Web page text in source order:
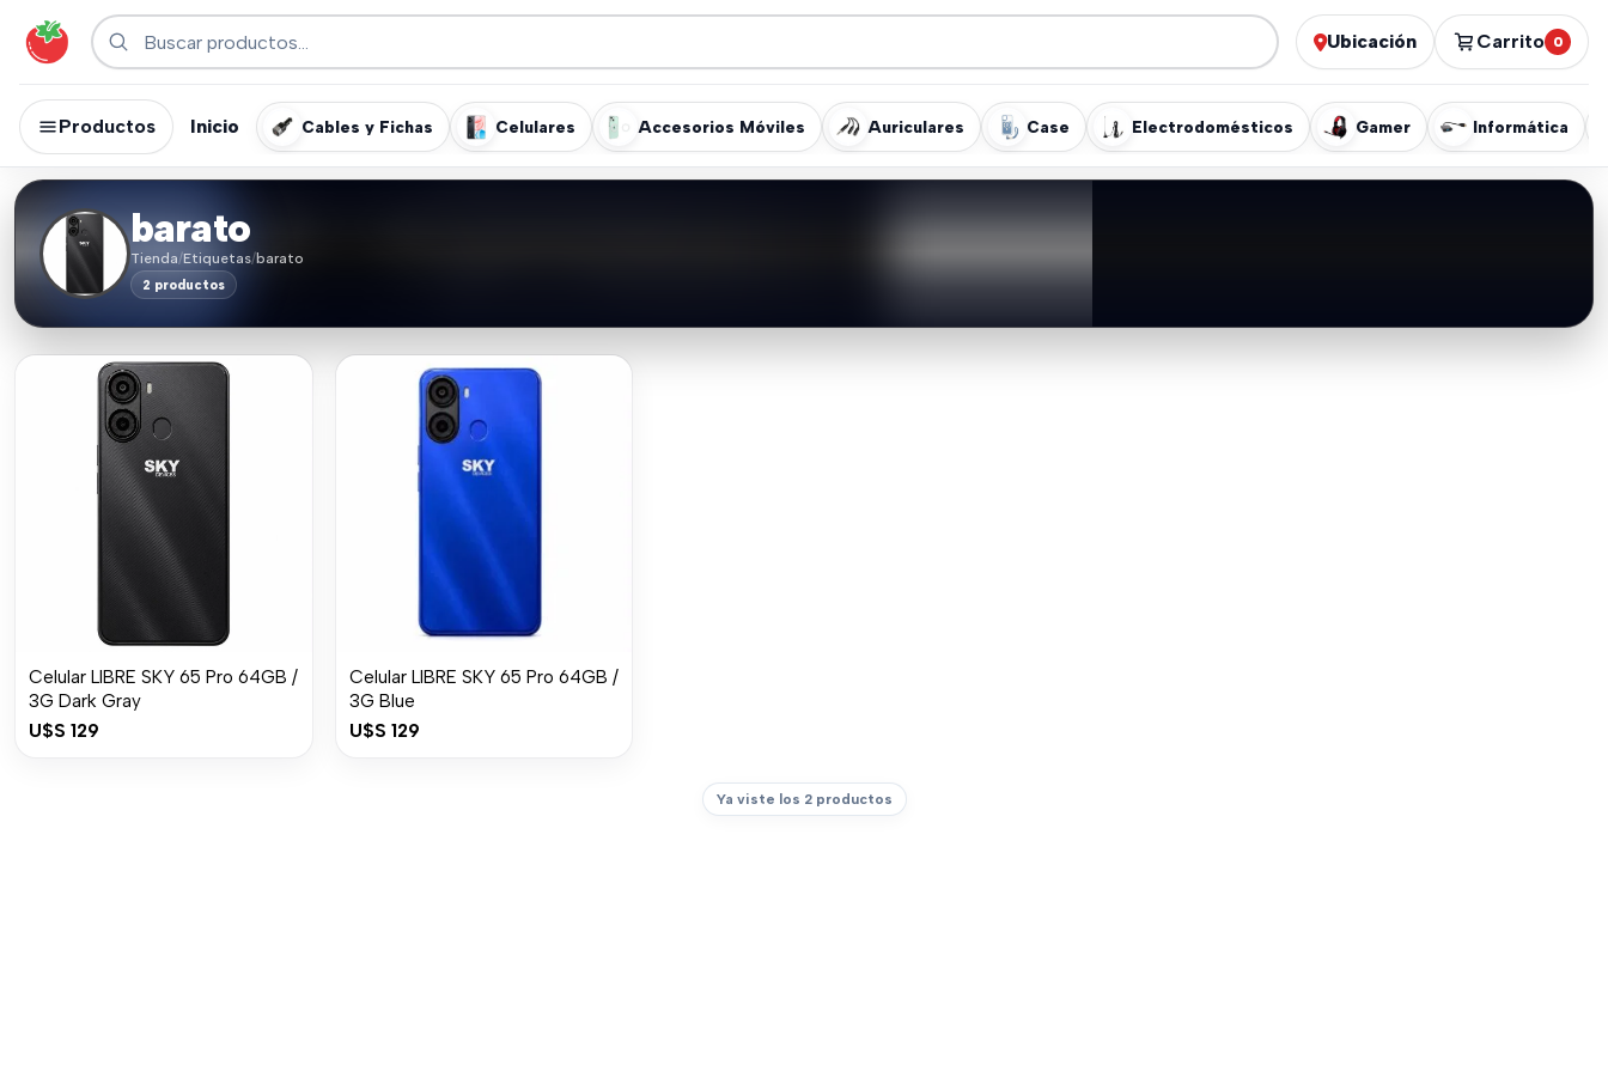
Ubicación Carrito 0
Productos Inicio Cables y Fichas Celulares Accesorios Móviles Auriculares Case Electrodomésticos Gamer Informática
barato
Tienda/Etiquetas/barato
2 productos
Celular LIBRE SKY 65 Pro 64GB /
3G Dark Gray
U$S 129
Celular LIBRE SKY 65 Pro 64GB /
3G Blue
U$S 129
Ya viste los 2 productos